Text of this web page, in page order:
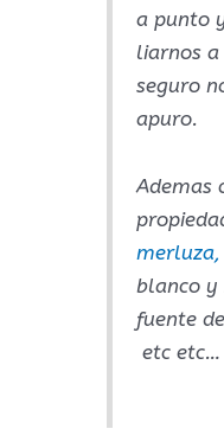
a punto
liarnos
seguro
apuro.
Ademas
merluza,
blanco y
fuente
etc etc…